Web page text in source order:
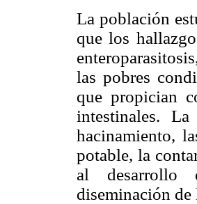
La población
que los
las pobres
que propician
intestinales.
hacinamiento,
potable, la
al desarrollo
diseminación